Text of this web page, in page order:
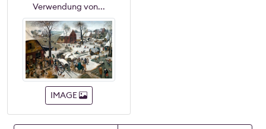
Verwendung von...
IMAGE